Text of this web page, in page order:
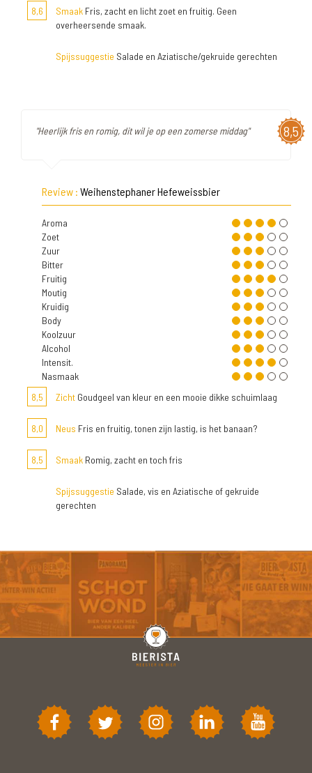
8,6 Smaak Fris, zacht en licht zoet en fruitig. Geen
overheersende smaak.
Spijssuggestie Salade en Aziatische/gekruide gerechten
8,5
"Heerlijk fris en romig, dit wil je op een zomerse middag"
Review : Weihenstephaner Hefeweissbier
Aroma
Zoet
Zuur
Bitter
Fruitig
Moutig
Kruidig
Body
Koolzuur
Alcohol
Intensit.
Nasmaak
8,5
Zicht Goudgeel van kleur en een mooie dikke schuimlaag
8,0 Neus Fris en fruitig, tonen zijn lastig, is het banaan?
8,5 Smaak Romig, zacht en toch fris
Spijssuggestie Salade, vis en Aziatische of gekruide
gerechten